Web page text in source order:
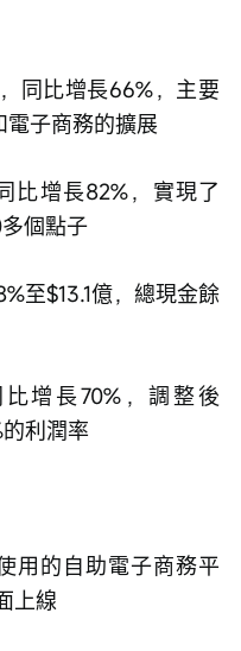
同比增長66%，主要
子商務的擴展
比增長82%，實現了
個點子
至$13.1億，總現金餘
增長70%，調整後
利潤率
用的自助電子商務平
上線